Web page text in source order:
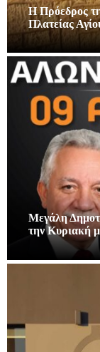
Η Πρόεδρος
Πλατείας
Μεγάλη
την Κυριακή